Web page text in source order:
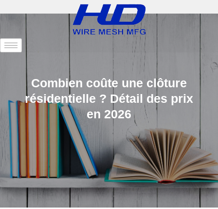
Combien coûte une clôture
résidentielle ? Détail des prix
en 2026